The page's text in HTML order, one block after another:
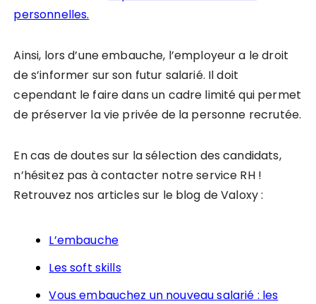
personnelles.
Ainsi, lors d’une embauche, l’employeur a le droit
de s’informer sur son futur salarié. Il doit
cependant le faire dans un cadre limité qui permet
de préserver la vie privée de la personne recrutée.
En cas de doutes sur la sélection des candidats,
n’hésitez pas à contacter notre service RH !
Retrouvez nos articles sur le blog de Valoxy :
L’embauche
Les soft skills
Vous embauchez un nouveau salarié : les